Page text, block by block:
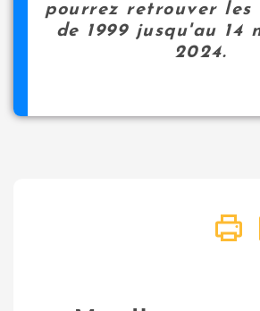
pourrez retrouver les
de 1999 jusqu'au 14
2024.